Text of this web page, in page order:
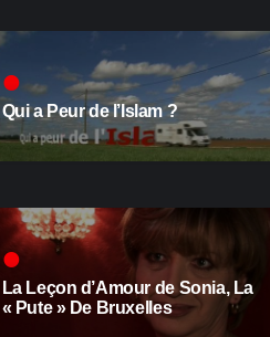
Qui a Peur de l’Islam ?
La Leçon d’Amour de Sonia, La
« Pute » De Bruxelles